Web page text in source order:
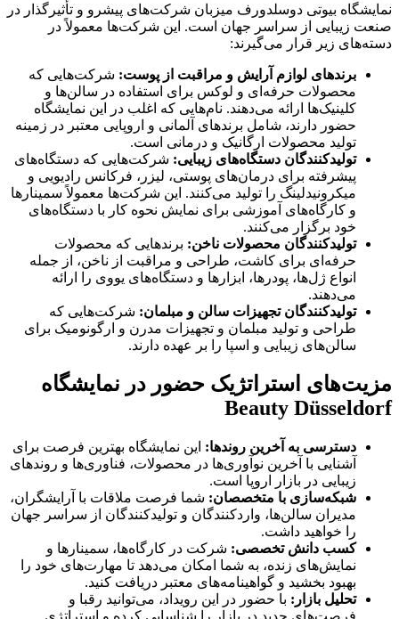
نمایشگاه بیوتی دوسلدورف میزبان شرکت‌های پیشرو و تأثیرگذار در
صنعت زیبایی از سراسر جهان است. این شرکت‌ها معمولاً در
دسته‌های زیر قرار می‌گیرند:
برندهای لوازم آرایش و مراقبت از پوست: شرکت‌هایی که
محصولات حرفه‌ای و لوکس برای استفاده در سالن‌ها و
کلینیک‌ها ارائه می‌دهند. نام‌هایی که اغلب در این نمایشگاه
حضور دارند، شامل برندهای آلمانی و اروپایی معتبر در زمینه
تولید محصولات ارگانیک و درمانی است.
تولیدکنندگان دستگاه‌های زیبایی: شرکت‌هایی که دستگاه‌های
پیشرفته برای درمان‌های پوستی، لیزر، فرکانس رادیویی و
میکرونیدلینگ را تولید می‌کنند. این شرکت‌ها معمولاً سمینارها
و کارگاه‌های آموزشی برای نمایش نحوه کار با دستگاه‌های
خود برگزار می‌کنند.
تولیدکنندگان محصولات ناخن: برندهایی که محصولات
حرفه‌ای برای کاشت، طراحی و مراقبت از ناخن، از جمله
انواع ژل‌ها، پودرها، ابزارها و دستگاه‌های یووی را ارائه
می‌دهند.
تولیدکنندگان تجهیزات سالن و مبلمان: شرکت‌هایی که
طراحی و تولید مبلمان و تجهیزات مدرن و ارگونومیک برای
سالن‌های زیبایی و اسپا را بر عهده دارند.
مزیت‌های استراتژیک حضور در نمایشگاه
Beauty Düsseldorf
دسترسی به آخرین روندها: این نمایشگاه بهترین فرصت برای
آشنایی با آخرین نوآوری‌ها در محصولات، فناوری‌ها و روندهای
زیبایی در بازار اروپا است.
شبکه‌سازی با متخصصان: شما فرصت ملاقات با آرایشگران،
مدیران سالن‌ها، واردکنندگان و تولیدکنندگان از سراسر جهان
را خواهید داشت.
کسب دانش تخصصی: شرکت در کارگاه‌ها، سمینارها و
نمایش‌های زنده، به شما امکان می‌دهد تا مهارت‌های خود را
بهبود بخشید و گواهینامه‌های معتبر دریافت کنید.
تحلیل بازار: با حضور در این رویداد، می‌توانید رقبا و
فرصت‌های جدید در بازار را شناسایی کرده و استراتژی